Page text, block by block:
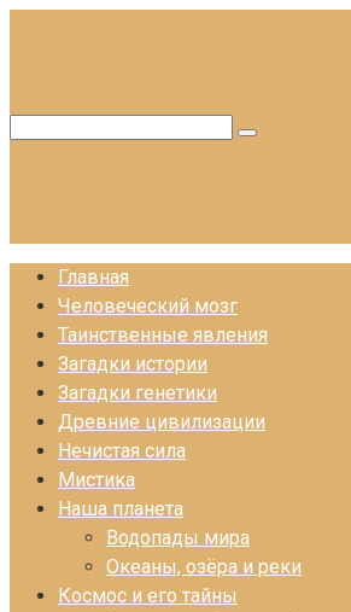
Главная
Человеческий мозг
Таинственные явления
Загадки истории
Загадки генетики
Древние цивилизации
Нечистая сила
Мистика
Наша планета
Водопады мира
Океаны, озёра и реки
Космос и его тайны